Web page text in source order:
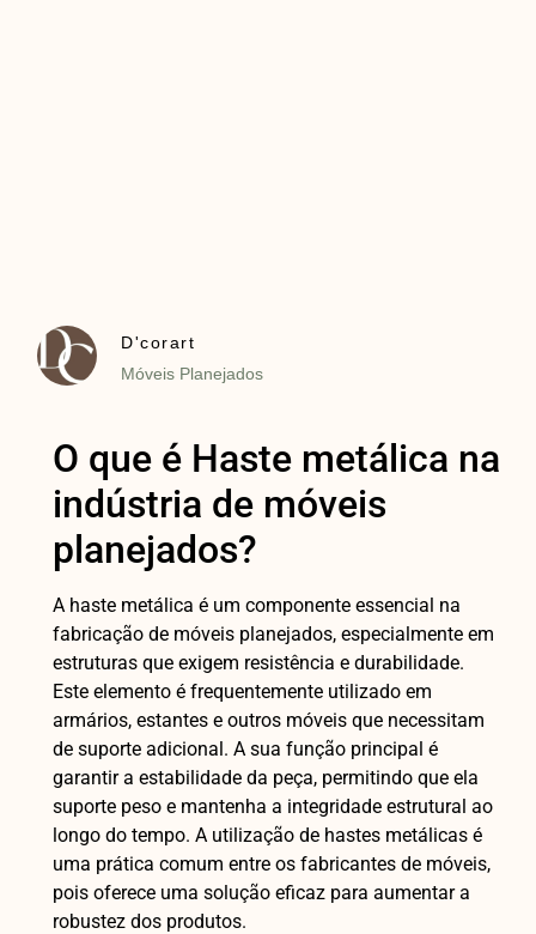
D'corart
Móveis Planejados
O que é Haste metálica na
indústria de móveis
planejados?
A haste metálica é um componente essencial na
fabricação de móveis planejados, especialmente em
estruturas que exigem resistência e durabilidade.
Este elemento é frequentemente utilizado em
armários, estantes e outros móveis que necessitam
de suporte adicional. A sua função principal é
garantir a estabilidade da peça, permitindo que ela
suporte peso e mantenha a integridade estrutural ao
longo do tempo. A utilização de hastes metálicas é
uma prática comum entre os fabricantes de móveis,
pois oferece uma solução eficaz para aumentar a
robustez dos produtos.